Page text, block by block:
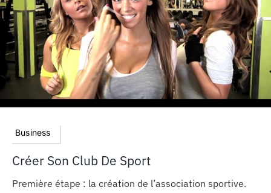
Business
Créer Son Club De Sport
Première étape : la création de l’association sportive.